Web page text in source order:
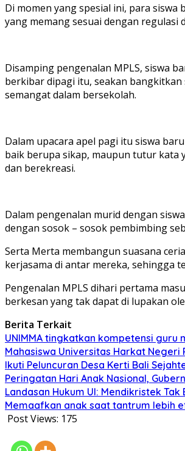
Di momen yang spesial ini, para
yang memang sesuai dengan regulasi
Disamping pengenalan MPLS, siswa
berkibar dipagi itu, seakan
semangat dalam bersekolah.
Dalam upacara apel pagi itu siswa
baik berupa sikap, maupun tutur kata
dan berekreasi.
Dalam pengenalan murid dengan
dengan sosok – sosok pembimbing
Serta Merta membangun suasana
kerjasama di antar mereka, sehingga
Pengenalan MPLS dihari pertama
berkesan yang tak dapat di lupakan
Berita Terkait
UNIMMA tingkatkan kompetensi
Mahasiswa Universitas Harkat
Ikuti Peluncuran Desa Kerti Bali
Peringatan Hari Anak Nasional,
Landasan Hukum UI: Mendikristek Tak
Memaafkan anak saat tantrum lebih
Post Views: 175